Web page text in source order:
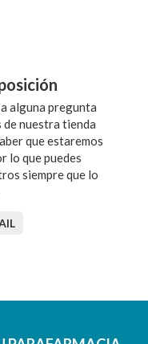
alguna pregunta
nuestra tienda
que estaremos
lo que puedes
siempre que lo